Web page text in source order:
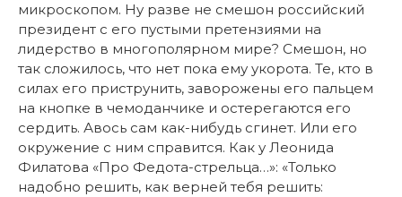
микроскопом. Ну разве не смешон российский
президент с его пустыми претензиями на
лидерство в многополярном мире? Смешон, но
так сложилось, что нет пока ему укорота. Те, кто в
силах его приструнить, заворожены его пальцем
на кнопке в чемоданчике и остерегаются его
сердить. Авось сам как-нибудь сгинет. Или его
окружение с ним справится. Как у Леонида
Филатова «Про Федота-стрельца…»: «Только
надобно решить, как верней тебя решить: